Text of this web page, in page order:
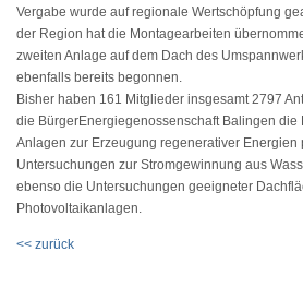
Vergabe wurde auf regionale Wertschöpfung
der Region hat die Montagearbeiten
zweiten Anlage auf dem Dach des
ebenfalls bereits begonnen.
Bisher haben 161 Mitglieder insgesamt 2797
die BürgerEnergiegenossenschaft Balingen
Anlagen zur Erzeugung regenerativer Energien
Untersuchungen zur Stromgewinnung aus
ebenso die Untersuchungen geeigneter
Photovoltaikanlagen.
<< zurück